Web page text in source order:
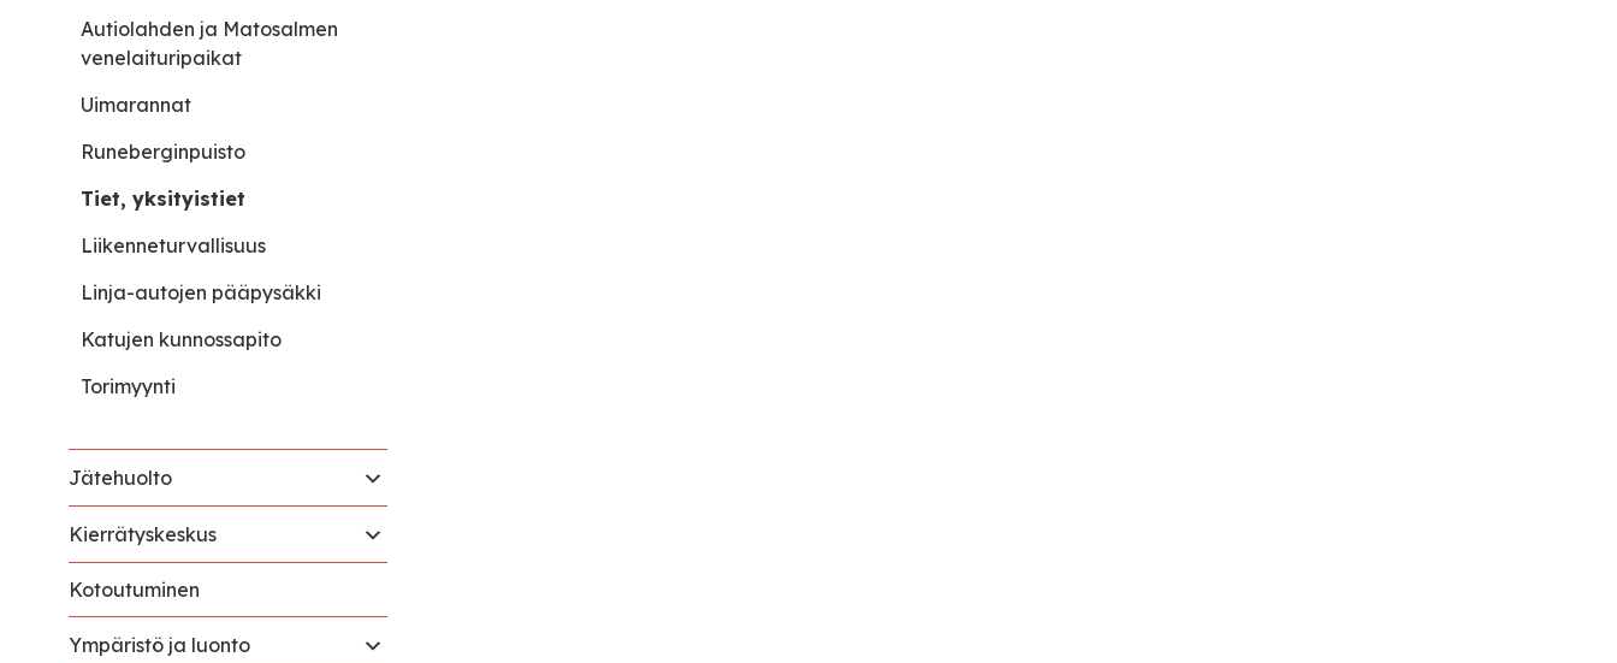
Autiolahden ja Matosalmen
venelaituripaikat
Uimarannat
Runeberginpuisto
Tiet, yksityistiet
Liikenneturvallisuus
Linja-autojen pääpysäkki
Katujen kunnossapito
Torimyynti
Jätehuolto
Kierrätyskeskus
Kotoutuminen
Ympäristö ja luonto